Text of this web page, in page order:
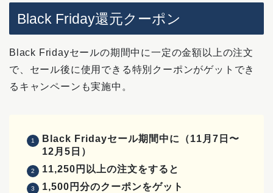
Black Friday還元クーポン
Black Fridayセールの期間中に一定の金額以上の注文
で、セール後に使用できる特別クーポンがゲットでき
るキャンペーンも実施中。
Black Fridayセール期間中に（11月7日〜
12月5日）
11,250円以上の注文をすると
1,500円分のクーポンをゲット